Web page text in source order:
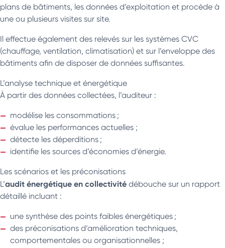
plans de bâtiments, les données d’exploitation et procède à
une ou plusieurs visites sur site.
Il effectue également des relevés sur les systèmes CVC
(chauffage, ventilation, climatisation) et sur l’enveloppe des
bâtiments afin de disposer de données suffisantes.
L’analyse technique et énergétique
À partir des données collectées, l’auditeur :
modélise les consommations ;
évalue les performances actuelles ;
détecte les déperditions ;
identifie les sources d’économies d’énergie.
Les scénarios et les préconisations
L’audit énergétique en collectivité débouche sur un rapport
détaillé incluant :
une synthèse des points faibles énergétiques ;
des préconisations d’amélioration techniques,
comportementales ou organisationnelles ;